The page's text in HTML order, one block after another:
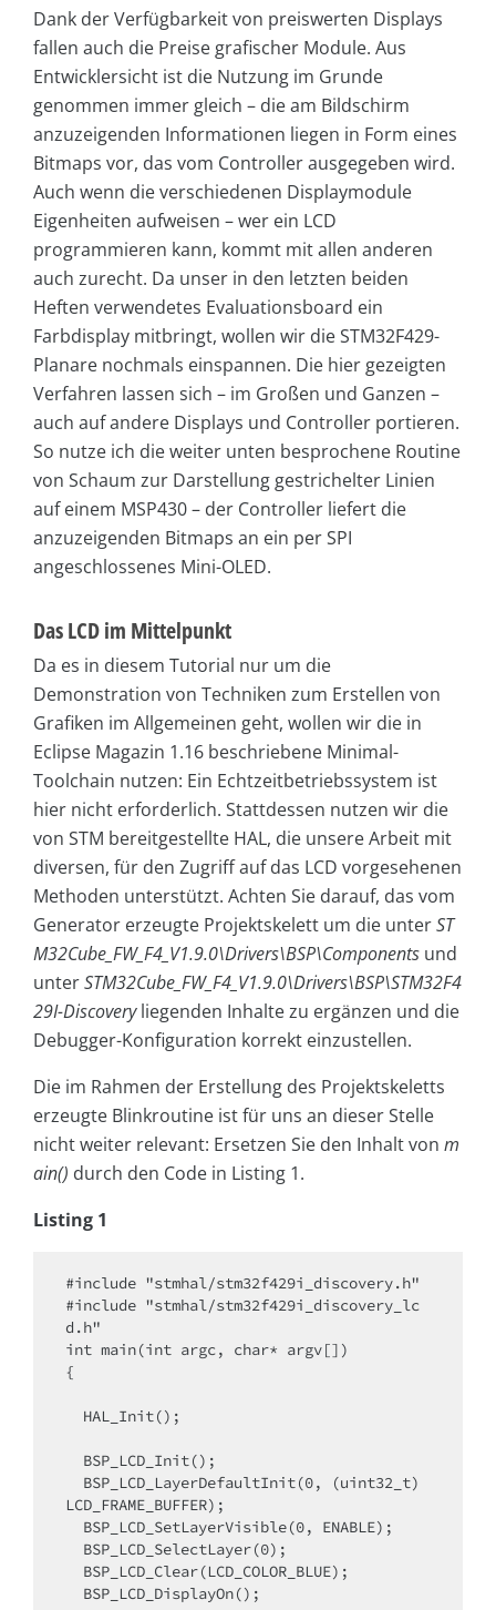
Dank der Verfügbarkeit von preiswerten Displays
fallen auch die Preise grafischer Module. Aus
Entwicklersicht ist die Nutzung im Grunde
genommen immer gleich – die am Bildschirm
anzuzeigenden Informationen liegen in Form eines
Bitmaps vor, das vom Controller ausgegeben wird.
Auch wenn die verschiedenen Displaymodule
Eigenheiten aufweisen – wer ein LCD
programmieren kann, kommt mit allen anderen
auch zurecht. Da unser in den letzten beiden
Heften verwendetes Evaluationsboard ein
Farbdisplay mitbringt, wollen wir die STM32F429-
Planare nochmals einspannen. Die hier gezeigten
Verfahren lassen sich – im Großen und Ganzen –
auch auf andere Displays und Controller portieren.
So nutze ich die weiter unten besprochene Routine
von Schaum zur Darstellung gestrichelter Linien
auf einem MSP430 – der Controller liefert die
anzuzeigenden Bitmaps an ein per SPI
angeschlossenes Mini-OLED.
Das LCD im Mittelpunkt
Da es in diesem Tutorial nur um die
Demonstration von Techniken zum Erstellen von
Grafiken im Allgemeinen geht, wollen wir die in
Eclipse Magazin 1.16 beschriebene Minimal-
Toolchain nutzen: Ein Echtzeitbetriebssystem ist
hier nicht erforderlich. Stattdessen nutzen wir die
von STM bereitgestellte HAL, die unsere Arbeit mit
diversen, für den Zugriff auf das LCD vorgesehenen
Methoden unterstützt. Achten Sie darauf, das vom
Generator erzeugte Projektskelett um die unterST
M32Cube_FW_F4_V1.9.0\Drivers\BSP\Components und
unterSTM32Cube_FW_F4_V1.9.0\Drivers\BSP\STM32F4
29I-Discoveryliegenden Inhalte zu ergänzen und die
Debugger-Konfiguration korrekt einzustellen.
Die im Rahmen der Erstellung des Projektskeletts
erzeugte Blinkroutine ist für uns an dieser Stelle
nicht weiter relevant: Ersetzen Sie den Inhalt von m
ain() durch den Code in Listing 1.
Listing 1
#include "stmhal/stm32f429i_discovery.h"
#include "stmhal/stm32f429i_discovery_lc
d.h"
int main(int argc, char* argv[])
{
LCD_FRAME_BUFFER);